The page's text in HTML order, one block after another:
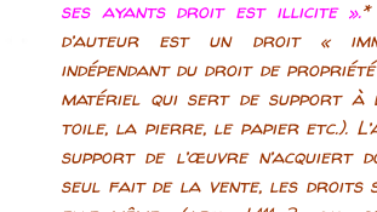
ses ayants droit est illicite ».
d’auteur est un droit «
indépendant du droit de
matériel qui sert de support à
toile, la pierre, le papier etc.).
support de l’œuvre n’acquiert
seul fait de la vente, les droits